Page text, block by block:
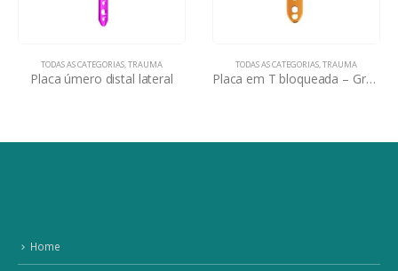
TODAS AS CATEGORIAS,TRAUMA
Placa úmero distal lateral
TODAS AS CATEGORIAS,TRAUMA
Placa em T bloqueada – Grandes Fragmentos
Home